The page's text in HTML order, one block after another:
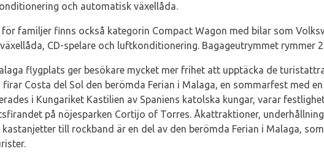
och automatisk växellåda.
familjer finns också kategorin Compact Wagon med bilar som
CD-spelare och luftkonditionering. Bagageutrymmet rymmer
flygplats ger besökare mycket mer frihet att upptäcka de
Costa del Sol den berömda Ferian i Malaga, en sommarfest med
i Kungariket Kastilien av Spaniens katolska kungar, varar
på nöjesparken Cortijo of Torres. Åkattraktioner,
till rockband är en del av den berömda Ferian i Malaga,